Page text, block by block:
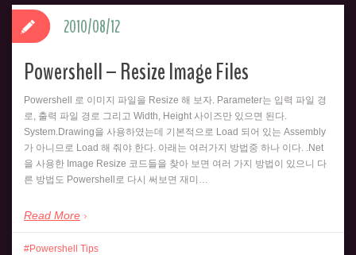
Powershell – Resize Image Files
Powershell 로 이미지 파일을 Resize 해 보자. Parameter는 입력 파일 경
로, 출력 파일 경로 그리고 Width, Height 사이즈만 있으면 된다.
System.Drawing을 사용하였는데 기본적으로 Load 되어 있는 Assembly
가 아니므로 Load 해 줘야 한다. 아래는 여러가지 방법중 하나 이다. .Net
을 사용한 Image Resize 코드들을 찾아 보면 여러 가지 방법이 있으니 다
른 방법도 Powershell로 다시 써보면 재미…
Read More
2010/08/12
Powershell Tips